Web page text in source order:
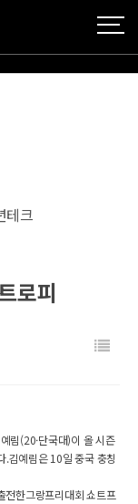
테크
로피
림(20·단국대)이 올 시즌
.김예림은 10일 중국 충칭
전한그랑프리대회 쇼트프